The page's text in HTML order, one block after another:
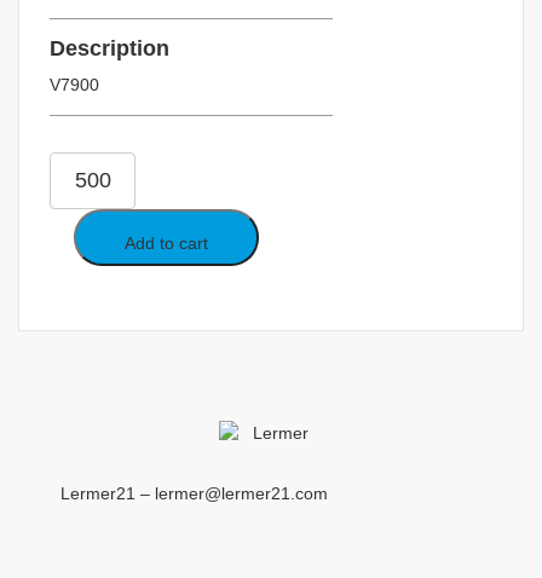
Description
V7900
Add to cart
Lermer21 – lermer@lermer21.com